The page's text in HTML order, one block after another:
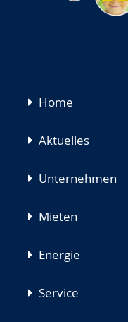
Navigation
Home
Aktuelles
Unternehmen
Mieten
Energie
Service